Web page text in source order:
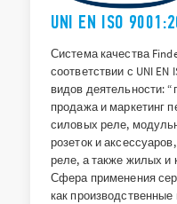
UNI EN ISO
Система качества
соответствии с UNI
видов деятельности:
продажа и маркетинг
силовых реле,
розеток и
реле, а также жилых и
Сфера применения
как производственные